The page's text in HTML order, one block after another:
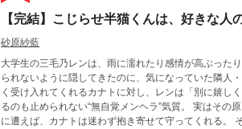
【完結】こじらせ半猫くんは、好きな
砂原紗藍
大学生の三毛乃レンは、雨に濡れたり感情が高ぶったりす
られないように隠してきたのに、気になっていた隣人・橘カナトに見られてしまう。
く受け入れてくれるカナトに対し、レンは「別に嬉
るのも止められない“無自覚メンヘラ”気質。 実はその原因は、“幼い頃に背負
に遭えば、カナトは迷わず抱き寄せて守ってくれる。